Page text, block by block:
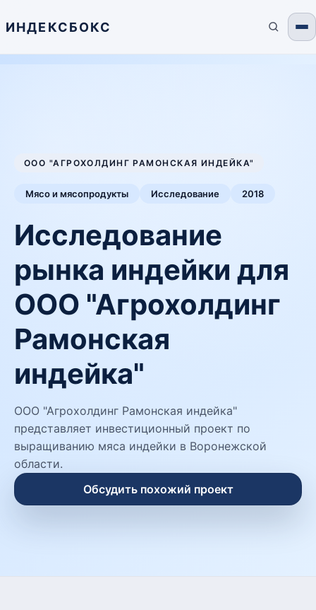
ИНДЕКСБОКС
ООО "АГРОХОЛДИНГ РАМОНСКАЯ ИНДЕЙКА"
Мясо и мясопродукты Исследование 2018
Исследование
рынка индейки для
ООО "Агрохолдинг
Рамонская
индейка"
ООО "Агрохолдинг Рамонская индейка"
представляет инвестиционный проект по
выращиванию мяса индейки в Воронежской
области.
Обсудить похожий проект